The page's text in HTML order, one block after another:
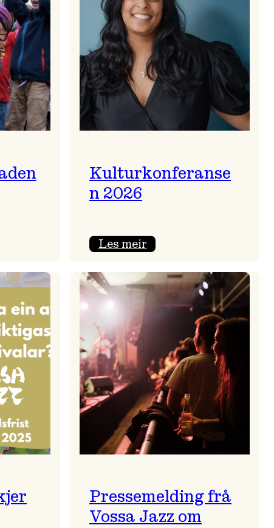
Kulturkonferanse
n 2026
Les meir:
2026
Pressemelding frå
Vossa Jazz om